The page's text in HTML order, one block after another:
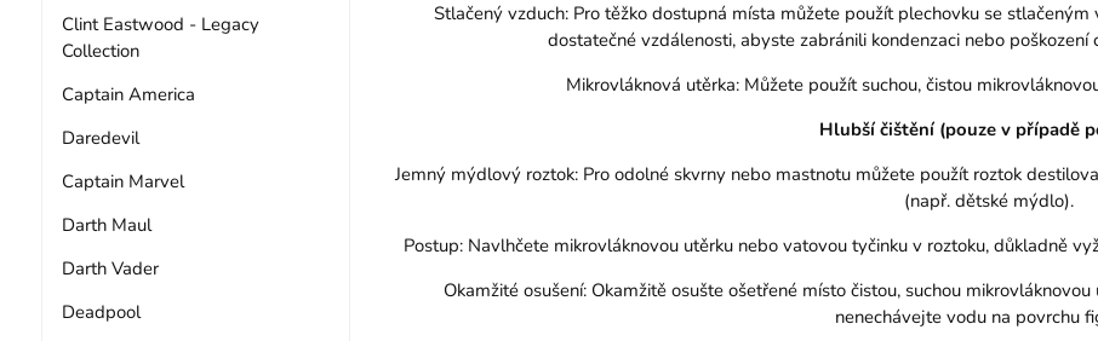
Clint Eastwood - Legacy
Collection
Captain America
Daredevil
Captain Marvel
Darth Maul
Darth Vader
Deadpool
Stlačený vzduch: Pro těžko dostupná místa můžete použít plechovku se
dostatečné vzdálenosti, abyste zabránili kondenzaci nebo
Mikrovláknová utěrka: Můžete použít suchou, čistou
Hlubší čištění (pouze v případě
Jemný mýdlový roztok: Pro odolné skvrny nebo mastnotu můžete použít roztok
(např. dětské mýdlo).
Postup: Navlhčete mikrovláknovou utěrku nebo vatovou tyčinku v roztoku, důkladně
Okamžité osušení: Okamžitě osušte ošetřené místo čistou, suchou
nenechávejte vodu na povrchu